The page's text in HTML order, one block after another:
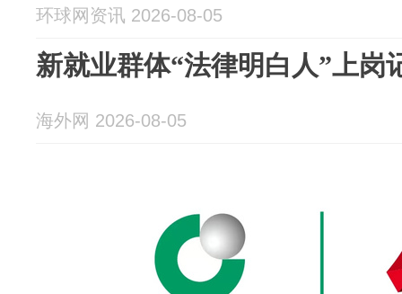
环球网资讯 2026-08-05
新就业群体“法律明白人”上岗
海外网 2026-08-05